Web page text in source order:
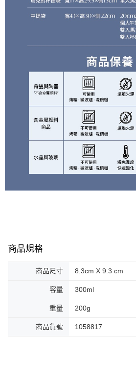
商品規格
商品尺寸 8.3cm X 9.3 cm
容量 300ml
重量 200g
商品貨號 1058817